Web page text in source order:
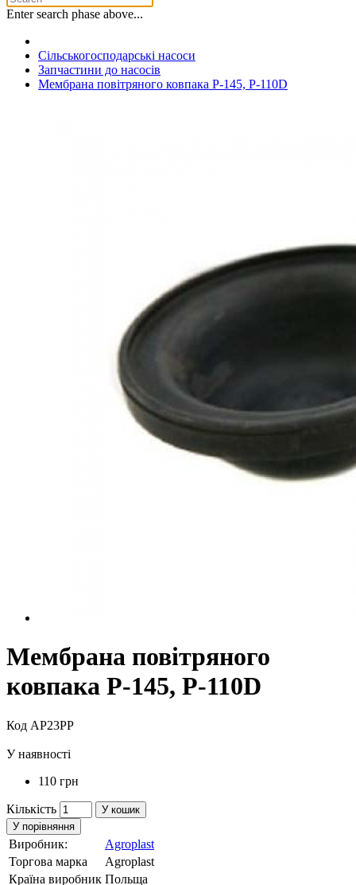
Enter search phase above...
Сільськогосподарські насоси
Запчастини до насосів
Мембрана повітряного ковпакa P-145, P-110D
Мембрана повітряного
ковпакa P-145, P-110D
Код AP23PP
У наявності
110 грн
Кількість
У кошик
У порівняння
Виробник:
Agroplast
Торгова марка
Agroplast
Країна виробник Польща